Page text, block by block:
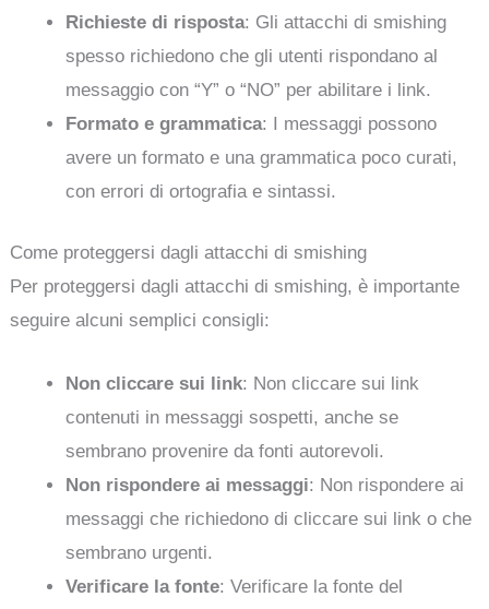
Richieste di risposta: Gli attacchi di smishing
spesso richiedono che gli utenti rispondano al
messaggio con “Y” o “NO” per abilitare i link.
Formato e grammatica: I messaggi possono
avere un formato e una grammatica poco curati,
con errori di ortografia e sintassi.
Come proteggersi dagli attacchi di smishing
Per proteggersi dagli attacchi di smishing, è importante
seguire alcuni semplici consigli:
Non cliccare sui link: Non cliccare sui link
contenuti in messaggi sospetti, anche se
sembrano provenire da fonti autorevoli.
Non rispondere ai messaggi: Non rispondere ai
messaggi che richiedono di cliccare sui link o che
sembrano urgenti.
Verificare la fonte: Verificare la fonte del